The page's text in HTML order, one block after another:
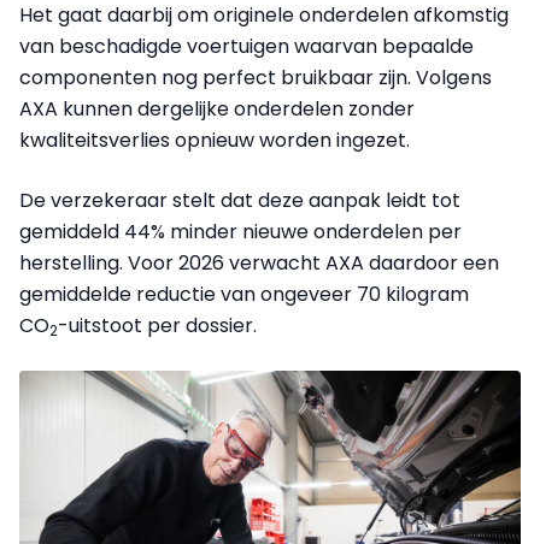
Het gaat daarbij om originele onderdelen afkomstig
van beschadigde voertuigen waarvan bepaalde
componenten nog perfect bruikbaar zijn. Volgens
AXA kunnen dergelijke onderdelen zonder
kwaliteitsverlies opnieuw worden ingezet.
De verzekeraar stelt dat deze aanpak leidt tot
gemiddeld 44% minder nieuwe onderdelen per
herstelling. Voor 2026 verwacht AXA daardoor een
gemiddelde reductie van ongeveer 70 kilogram
CO2-uitstoot per dossier.